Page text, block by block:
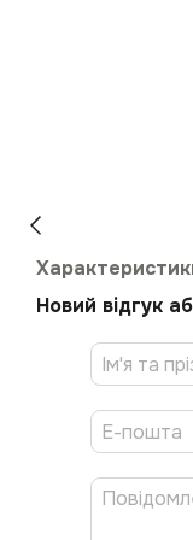
Новий відгук